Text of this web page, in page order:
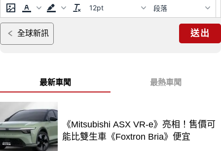
12pt 段落
全球新訊 送出
最新車聞 最熱車聞
《Mitsubishi ASX VR-e》亮相！售價可
能比雙生車《Foxtron Bria》便宜